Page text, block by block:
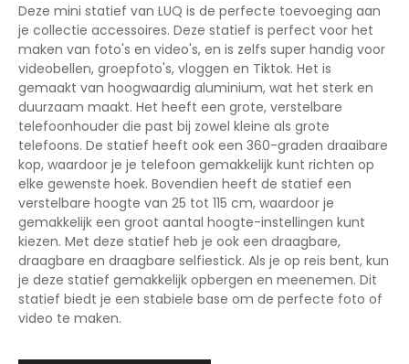
Deze mini statief van LUQ is de perfecte toevoeging aan
je collectie accessoires. Deze statief is perfect voor het
maken van foto's en video's, en is zelfs super handig voor
videobellen, groepfoto's, vloggen en Tiktok. Het is
gemaakt van hoogwaardig aluminium, wat het sterk en
duurzaam maakt. Het heeft een grote, verstelbare
telefoonhouder die past bij zowel kleine als grote
telefoons. De statief heeft ook een 360-graden draaibare
kop, waardoor je je telefoon gemakkelijk kunt richten op
elke gewenste hoek. Bovendien heeft de statief een
verstelbare hoogte van 25 tot 115 cm, waardoor je
gemakkelijk een groot aantal hoogte-instellingen kunt
kiezen. Met deze statief heb je ook een draagbare,
draagbare en draagbare selfiestick. Als je op reis bent, kun
je deze statief gemakkelijk opbergen en meenemen. Dit
statief biedt je een stabiele base om de perfecte foto of
video te maken.